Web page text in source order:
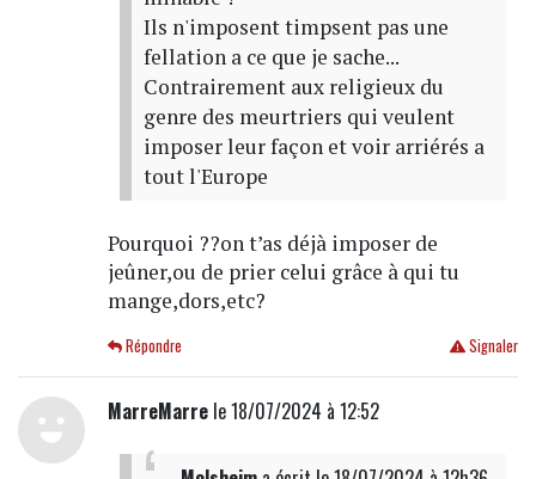
Ils n'imposent timpsent pas une
fellation a ce que je sache...
Contrairement aux religieux du
genre des meurtriers qui veulent
imposer leur façon et voir arriérés a
tout l'Europe
Pourquoi ??on t’as déjà imposer de
jeûner,ou de prier celui grâce à qui tu
mange,dors,etc?
Signaler
Répondre
MarreMarrele 18/07/2024 à 12:52